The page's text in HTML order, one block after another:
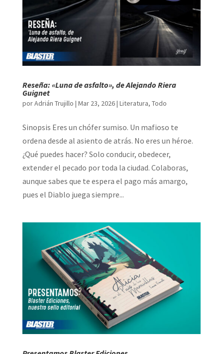
Reseña: «Luna de asfalto», de Alejando Riera
Guignet
porAdrián Trujillo | Mar 23, 2026| Literatura, Todo
Sinopsis Eres un chófer sumiso. Un mafioso te
ordena desde al asiento de atrás. No eres un héroe.
¿Qué puedes hacer? Solo conducir, obedecer,
extender el pecado por toda la ciudad. Colaboras,
aunque sabes que te espera el pago más amargo,
pues el Diablo juega siempre...